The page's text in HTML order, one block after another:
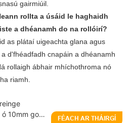
gairmiúil.
rollta a úsáid le haghaidh
a dhéanamh do na rollóirí?
as plátaí uigeachta glana agus
d'fhéadfadh cnapáin a dhéanamh
rollaigh ábhair mhíchothroma nó
riamh.
ó 10mm go
FÉACH AR THÁIRGÍ